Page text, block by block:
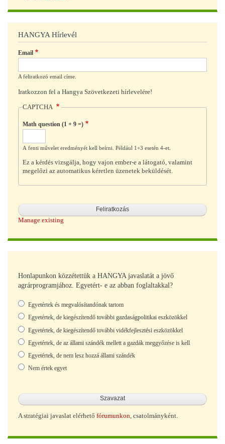
HANGYA Hírlevél
Email
A feliratkozó email címe.
Iratkozzon fel a Hangya Szövetkezeti hírlevelére!
CAPTCHA
Math question (1 + 9 =)
A fenti művelet eredményét kell beírni. Például 1+3 esetén 4-et.
Ez a kérdés vizsgálja, hogy vajon ember-e a látogató, valamint
megelőzi az automatikus kéretlen üzenetek beküldését.
Manage existing
Honlapunkon közzétettük a HANGYA javaslatát a jövő
agrárprogramjához. Egyetért- e az abban foglaltakkal?
Választások
Egyetértek és megvalósítandónak tartom
Egyetértek, de kiegészítendő további gazdaságpolitikai eszközökkel
Egyetértek, de kiegészítendő további vidékfejlesztési eszközökkel
Egyetértek, de az állami szándék mellett a gazdák meggyőzése is kell
Egyetértek, de nem lesz hozzá állami szándék
Nem értek egyet
A stratégiai javaslat elérhető fórumunkon, csatolmányként.